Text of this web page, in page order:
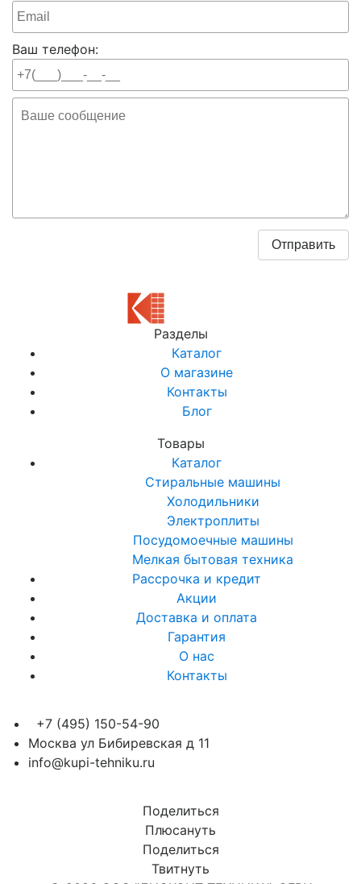
Ваш телефон:
Разделы
Каталог
О магазине
Контакты
Блог
Товары
Каталог
Стиральные машины
Холодильники
Электроплиты
Посудомоечные машины
Мелкая бытовая техника
Рассрочка и кредит
Акции
Доставка и оплата
Гарантия
О нас
Контакты
+7 (495) 150-54-90
Москва ул Бибиревская д 11
info@kupi-tehniku.ru
Поделиться
Плюсануть
Поделиться
Твитнуть